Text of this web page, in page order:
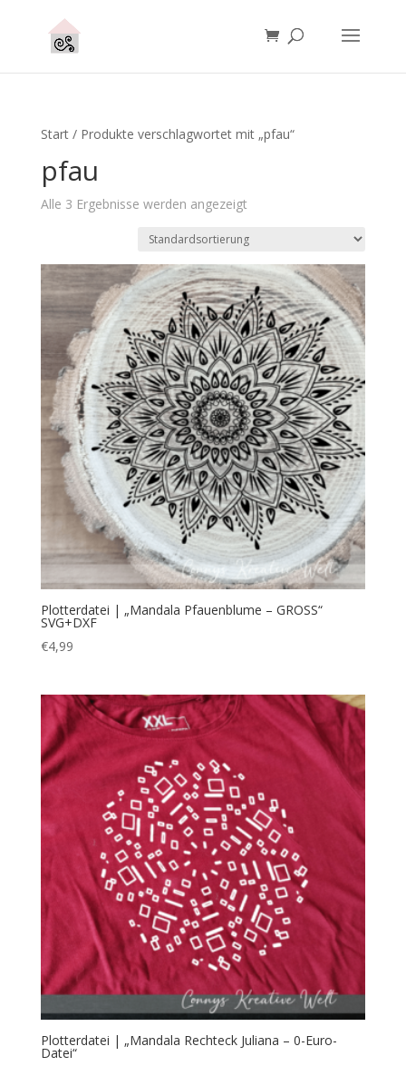
Start/ Produkte verschlagwortet mit „pfau“
pfau
Alle 3 Ergebnisse werden angezeigt
Plotterdatei | „Mandala Pfauenblume – GROSS“
SVG+DXF
€4,99
Plotterdatei | „Mandala Rechteck Juliana – 0-Euro-
Datei“